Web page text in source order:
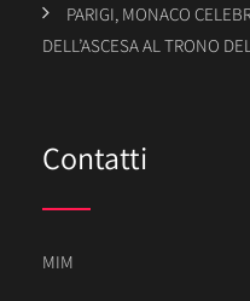
PARIGI, MONACO
DELL’ASCESA AL TRONO
Contatti
MIM